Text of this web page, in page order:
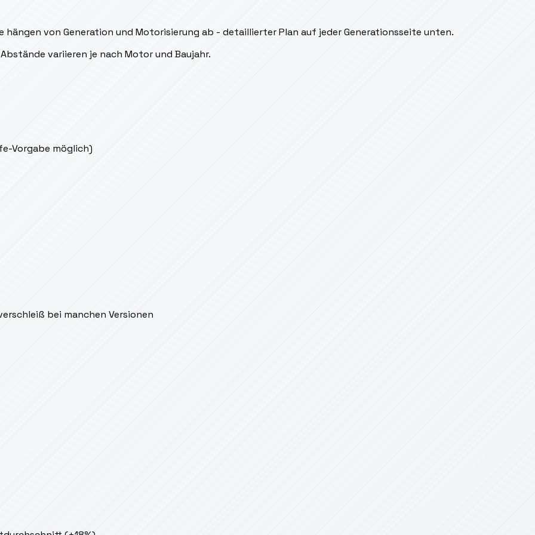
hängen von Generation und Motorisierung ab - detaillierter Plan auf jeder Generationsseite unten.
variieren je nach Motor und Baujahr.
Vorgabe möglich)
bei manchen Versionen